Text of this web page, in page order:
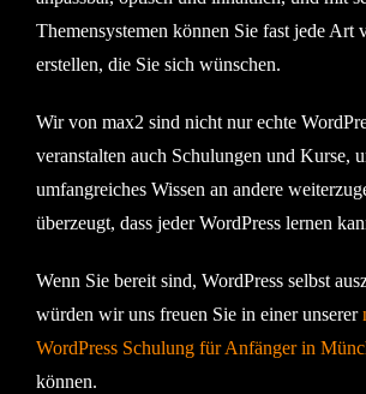
Themensystemen können Sie fast jede Art
erstellen, die Sie sich wünschen.
Wir von max2 sind nicht nur echte
veranstalten auch Schulungen und Kurse,
umfangreiches Wissen an andere
überzeugt, dass jeder WordPress lernen
Wenn Sie bereit sind, WordPress selbst
würden wir uns freuen Sie in einer unserer
WordPress Schulung für Anfänger in
können.